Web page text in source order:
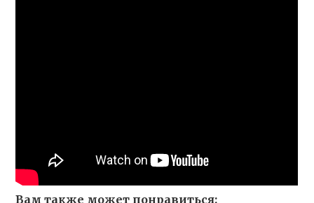
Вам также может понравиться: